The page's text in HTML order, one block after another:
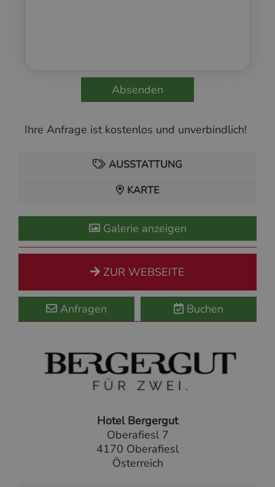
Ihre Anfrage ist kostenlos und unverbindlich!
AUSSTATTUNG
KARTE
Galerie anzeigen
ZUR WEBSEITE
Anfragen Buchen
Hotel Bergergut
Oberafiesl 7
4170 Oberafiesl
Österreich